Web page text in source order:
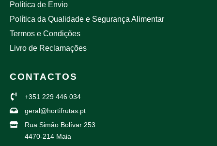
Política de Envio
Política da Qualidade e Segurança Alimentar
Termos e Condições
Livro de Reclamações
CONTACTOS
+351 229 446 034
geral@hortifrutas.pt
Rua Simão Bolívar 253
4470-214 Maia